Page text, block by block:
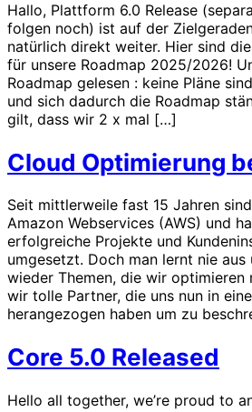
Hallo, Plattform 6.0 Release
folgen noch) ist auf der
natürlich direkt weiter. Hier sind
für unsere Roadmap 2025/2026!
Roadmap gelesen : keine Pläne
und sich dadurch die Roadmap
gilt, dass wir 2 x mal […]
Cloud Optimierung
Seit mittlerweile fast 15 Jahren
Amazon Webservices (AWS) und
erfolgreiche Projekte und
umgesetzt. Doch man lernt nie
wieder Themen, die wir optimieren
wir tolle Partner, die uns nun in
herangezogen haben um zu
Core 5.0 Released
Hello all together, we’re proud to